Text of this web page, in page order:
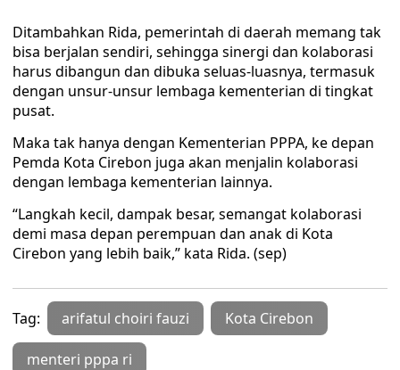
Ditambahkan Rida, pemerintah di daerah memang tak
bisa berjalan sendiri, sehingga sinergi dan kolaborasi
harus dibangun dan dibuka seluas-luasnya, termasuk
dengan unsur-unsur lembaga kementerian di tingkat
pusat.
Maka tak hanya dengan Kementerian PPPA, ke depan
Pemda Kota Cirebon juga akan menjalin kolaborasi
dengan lembaga kementerian lainnya.
“Langkah kecil, dampak besar, semangat kolaborasi
demi masa depan perempuan dan anak di Kota
Cirebon yang lebih baik,” kata Rida. (sep)
Tag: arifatul choiri fauzi Kota Cirebon
menteri pppa ri